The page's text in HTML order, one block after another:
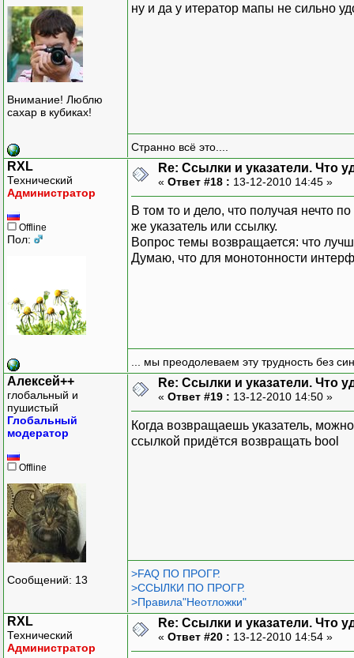
Внимание! Люблю
сахар в кубиках!
ну и да у итератор мапы не сильно
Странно всё это....
RXL
Технический
Администратор
Offline
Пол:
Re: Ссылки и указатели. Что
« Ответ #18 : 13-12-2010 14:45 »
В том то и дело, что получая нечто
же указатель или ссылку.
Вопрос темы возвращается: что
Думаю, что для монотонности
... мы преодолеваем эту трудность без
Алексей++
глобальный и
пушистый
Глобальный
модератор
Offline
Сообщений: 13
Re: Ссылки и указатели. Что
« Ответ #19 : 13-12-2010 14:50 »
Когда возвращаешь указатель,
ссылкой придётся возвращать bool
>FAQ ПО ПРОГР.
>ССЫЛКИ ПО ПРОГР.
>Правила"Неотложки"
RXL
Технический
Администратор
Re: Ссылки и указатели. Что
« Ответ #20 : 13-12-2010 14:54 »